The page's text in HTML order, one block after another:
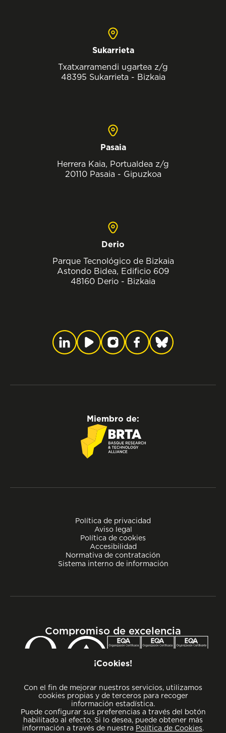
Sukarrieta
Txatxarramendi ugartea z/g
48395 Sukarrieta - Bizkaia
Pasaia
Herrera Kaia, Portualdea z/g
20110 Pasaia - Gipuzkoa
Derio
Parque Tecnológico de Bizkaia
Astondo Bidea, Edificio 609
48160 Derio - Bizkaia
Política de privacidad
Aviso legal
Política de cookies
Accesibilidad
Normativa de contratación
Sistema interno de información
Miembro de:
Compromiso de excelencia
¡Cookies!
Con el fin de mejorar nuestros servicios, utilizamos
cookies propias y de terceros para recoger
información estadística.
Puede configurar sus preferencias a través del botón
habilitado al efecto. Si lo desea, puede obtener más
información a través de nuestra Política de Cookies.